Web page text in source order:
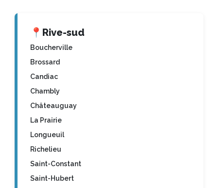
📍 Rive-sud
Boucherville
Brossard
Candiac
Chambly
Châteauguay
La Prairie
Longueuil
Richelieu
Saint-Constant
Saint-Hubert